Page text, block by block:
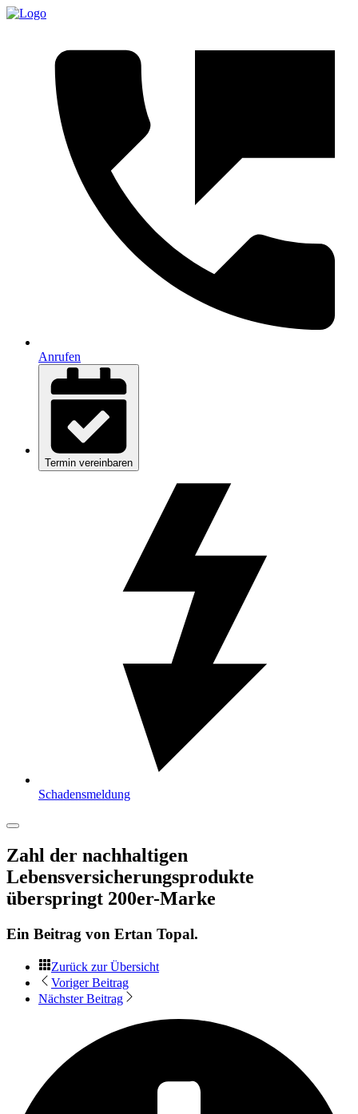
Anrufen
Termin vereinbaren
Schadensmeldung
Zahl der nachhaltigen
Lebensversicherungsprodukte
überspringt 200er-Marke
Ein Beitrag von Ertan Topal.
Zurück zur Übersicht
Voriger Beitrag
Nächster Beitrag